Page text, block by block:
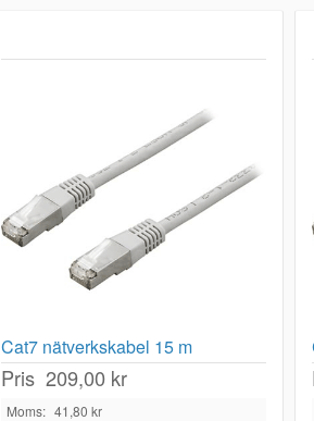
Cat7 nätverkskabel 15 m
Pris 209,00 kr
Moms: 41,80 kr